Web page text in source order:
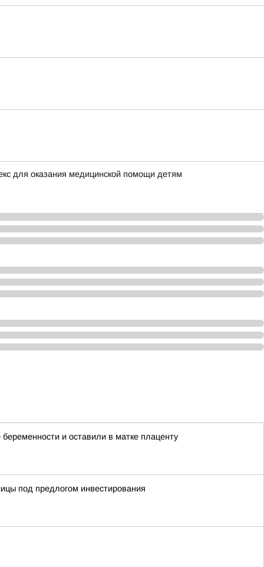
для оказания медицинской помощи детям
и оставили в матке плаценту
под предлогом инвестирования